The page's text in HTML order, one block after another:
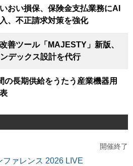
おい損保、保険金支払業務にAI
、不正請求対策を強化
善ツール「MAJESTY」新版、
デックス設計を代行
の長期供給をうたう産業機器用
開催終了
ァレンス 2026 LIVE